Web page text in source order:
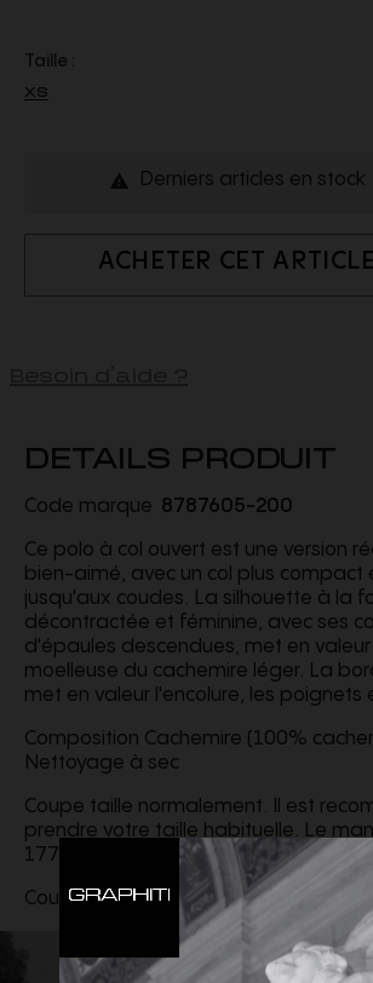
Taille :
XS
 Derniers articles en stock
ACHETER CET ARTICLE
DETAILS PRODUIT
Code marque 8787605-200
Ce polo à col ouvert est une version
bien-aimé, avec un col plus compact
jusqu'aux coudes. La silhouette à la
décontractée et féminine, avec ses
d'épaules descendues, met en
moelleuse du cachemire léger. La
met en valeur l'encolure, les poignets
Composition Cachemire (100%
Nettoyage à sec
Coupe taille normalement. Il est
prendre votre taille habituelle. Le
177 cm et porte une taille S.
Couleur Noir